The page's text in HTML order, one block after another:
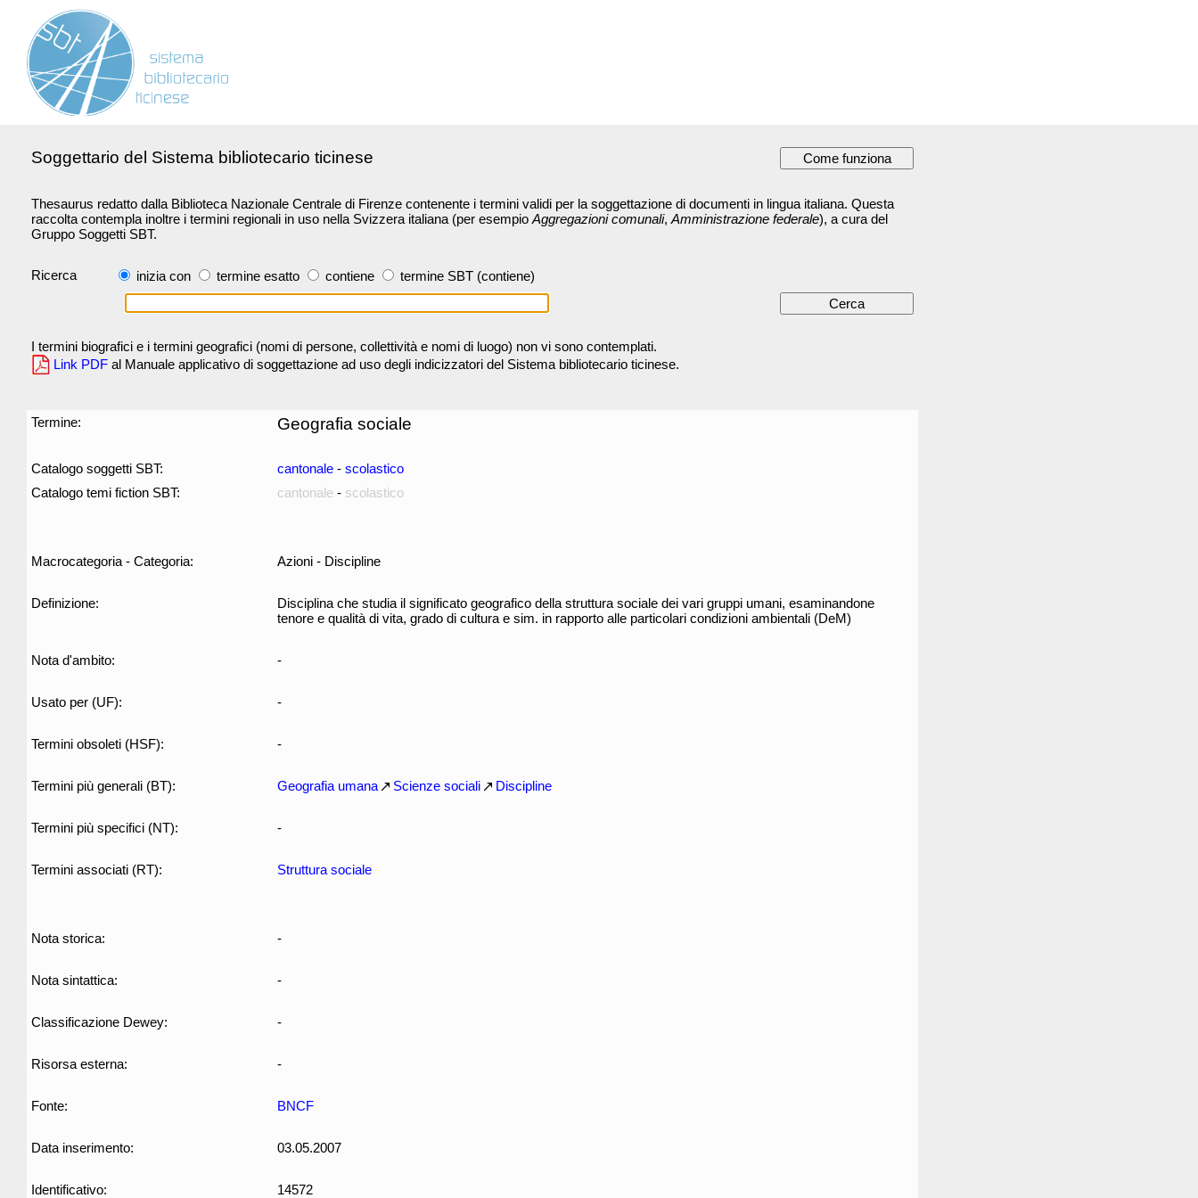
Soggettario del Sistema bibliotecario ticinese
Thesaurus redatto dalla Biblioteca Nazionale Centrale di Firenze contenente i termini validi per la soggettazione di documenti in lingua italiana. Questa
raccolta contempla inoltre i termini regionali in uso nella Svizzera italiana (per esempio Aggregazioni comunali, Amministrazione federale), a cura del
Gruppo Soggetti SBT.
Ricerca inizia con termine esatto contiene termine SBT (contiene)
I termini biografici e i termini geografici (nomi di persone, collettività e nomi di luogo) non vi sono contemplati.
Link PDF al Manuale applicativo di soggettazione ad uso degli indicizzatori del Sistema bibliotecario ticinese.
Termine: Geografia sociale
Catalogo soggetti SBT: cantonale - scolastico
Catalogo temi fiction SBT:
cantonale - scolastico
Macrocategoria - Categoria: Azioni - Discipline
Definizione:
Disciplina che studia il significato geografico della struttura sociale dei vari gruppi umani, esaminandone
tenore e qualità di vita, grado di cultura e sim. in rapporto alle particolari condizioni ambientali (DeM)
Nota d'ambito: -
Usato per (UF): -
Termini obsoleti (HSF): -
Termini più generali (BT): Geografia umana Scienze sociali Discipline
Termini più specifici (NT): -
Termini associati (RT): Struttura sociale
Nota storica: -
Nota sintattica: -
Classificazione Dewey: -
Risorsa esterna: -
Fonte: BNCF
Data inserimento: 03.05.2007
Identificativo: 14572